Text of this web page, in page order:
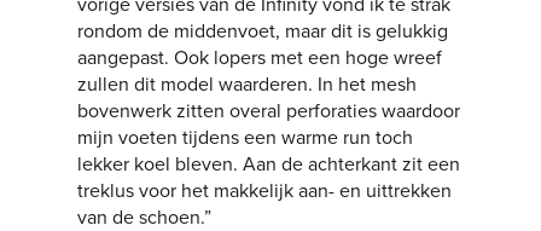
rondom de middenvoet, maar dit is gelukkig
aangepast. Ook lopers met een hoge wreef
zullen dit model waarderen. In het mesh
bovenwerk zitten overal perforaties waardoor
mijn voeten tijdens een warme run toch
lekker koel bleven. Aan de achterkant zit een
treklus voor het makkelijk aan- en uittrekken
van de schoen.”